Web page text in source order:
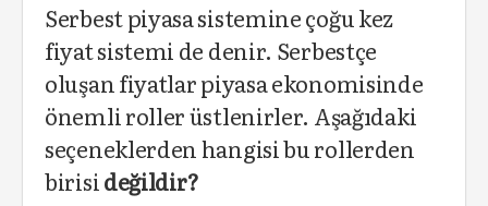
Serbest piyasa sistemine çoğu kez
fiyat sistemi de denir. Serbestçe
oluşan fiyatlar piyasa ekonomisinde
önemli roller üstlenirler. Aşağıdaki
seçeneklerden hangisi bu rollerden
birisideğildir?